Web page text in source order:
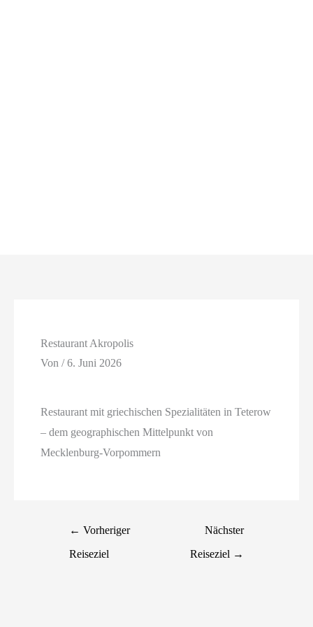
Restaurant Akropolis
Von/6. Juni 2026
Restaurant mit griechischen Spezialitäten in Teterow
– dem geographischen Mittelpunkt von
Mecklenburg-Vorpommern
← Vorheriger
Reiseziel
Nächster
Reiseziel →